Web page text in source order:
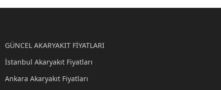
GÜNCEL AKARYAKIT FİYATLARI
İstanbul Akaryakıt Fiyatları
Ankara Akaryakıt Fiyatları